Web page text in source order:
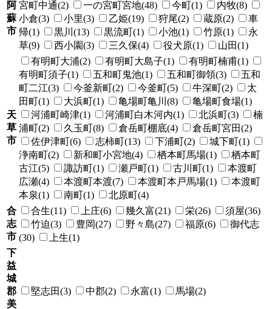
阿
蘇
市
宮町中通(2) 一の宮町宮地(48) 今町(1)
内牧(8)
小倉(3)
小里(3) 乙姫(19) 狩尾(2) 蔵原(2)
車
帰(1)
黒川(13) 黒流町(1) 小池(1) 竹原(1)
永
草(9)
西小園(3) 三久保(4) 役犬原(1) 山田(1)
天
草
市
有明町大浦(2) 有明町大島子(1)
有明町楠甫(1)
有明町須子(1)
五和町鬼池(1) 五和町御領(3)
五和
町二江(3)
今釜新町(2) 今釜町(5) 牛深町(2)
太
田町(1)
大浜町(1) 亀場町亀川(8)
亀場町食場(1)
河浦町崎津(1)
河浦町白木河内(1) 北浜町(3)
楠
浦町(2)
久玉町(8) 倉岳町棚底(4)
倉岳町宮田(2)
佐伊津町(6)
志柿町(13) 下浦町(2)
城下町(1)
浄南町(2)
新和町小宮地(4) 栖本町馬場(1)
栖本町
古江(5)
諏訪町(1) 瀬戸町(1) 古川町(1)
本渡町
広瀬(4)
本渡町本渡(7) 本渡町本戸馬場(1)
本渡町
本泉(1)
南町(1)
北原町(4)
合
志
市
合生(11) 上庄(6) 幾久富(21) 栄(26)
須屋(36)
竹迫(3)
豊岡(27) 野々島(27) 福原(6)
御代志
(30)
上生(1)
下
益
城
郡
美
堅志田(3) 中郡(2) 永富(1) 馬場(2)